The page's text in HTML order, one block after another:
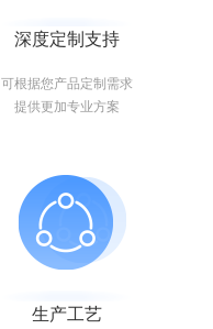
深度定制支持
可根据您产品定制需求
提供更加专业方案
生产工艺